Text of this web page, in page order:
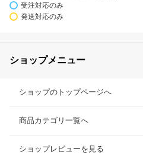
受注対応のみ
発送対応のみ
ショップメニュー
ショップのトップページへ
商品カテゴリ一覧へ
ショップレビューを見る